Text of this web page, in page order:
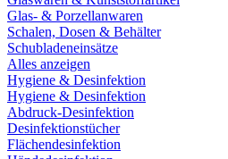
Glas- & Porzellanwaren
Schalen, Dosen & Behälter
Schubladeneinsätze
Alles anzeigen
Hygiene & Desinfektion
Hygiene & Desinfektion
Abdruck-Desinfektion
Desinfektionstücher
Flächendesinfektion